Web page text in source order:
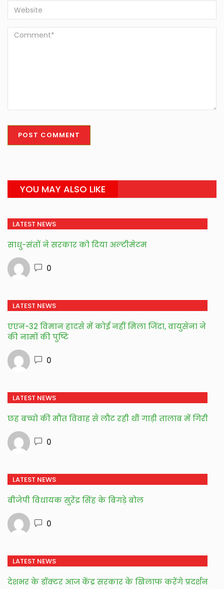
YOU MAY ALSO LIKE
LATEST NEWS
साधु-संतों ने सरकार को दिया अल्टीमेटम
0
LATEST NEWS
एएन-32 विमान हादसे में कोई नहीं मिला जिंदा, वायुसेना ने
की नामों की पुष्टि
0
LATEST NEWS
छह बच्चो की मौत विवाह से लौट रही थी गाड़ी तालाब में गिरी
0
LATEST NEWS
बीजेपी विधायक सुरेंद्र सिंह के बिगड़े बोल
0
LATEST NEWS
देशभर के डॉक्टर आज केंद्र सरकार के खिलाफ करेंगे प्रदर्शन